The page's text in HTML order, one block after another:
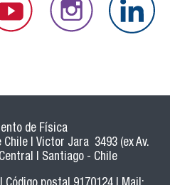
de Física
| Victor Jara 3493 (ex Av.
| Santiago - Chile